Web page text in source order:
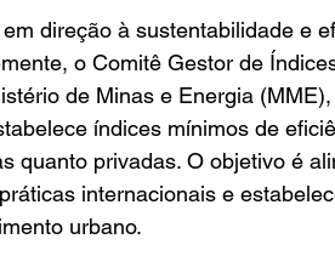
direção à sustentabilidade e
o Comitê Gestor de
de Minas e Energia
índices mínimos de
quanto privadas. O objetivo é
internacionais e
urbano.